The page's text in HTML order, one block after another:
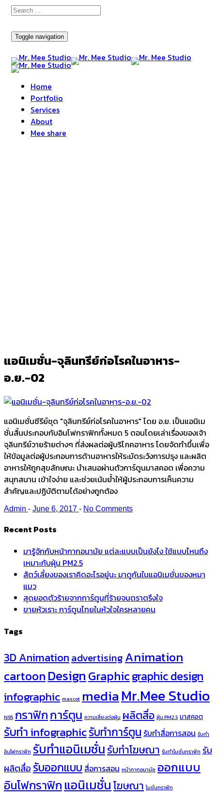
Toggle navigation
Home
Portfolio
Services
About
Mee share
แอนิเมชั่น-จุลินทรีย์ก่อโรคในอาหาร-
อ.ย.-02
แอนิเมชั่นซีรีย์ชุด "จุลินทรีย์ก่อโรคในอาหาร" โดย อ.ย. เป็นแอนิเม
ชั่นสั้นประกอบกับอินโฟกราฟิกทั้งหมด 5 ตอนโดยเล่าเรื่องของเจ้า
จุลินทรีย์วายร้ายต่างๆ ที่ส่งผลต่อผู้บริโภคอาหาร โดยจัดทำขึ้นเพื่อ
ให้ข้อมูลต่อผู้ประกอบการด้านอาหารให้ระมัดระวังการปรุง และผลิต
อาหารให้ถูกสุขลักษณะ นำเสนอผ่านตัวการ์ตูนมาสคอต เพื่อความ
สนุกสนาน เข้าใจง่าย และช่วยเน้นย้ำให้ผู้ประกอบการเห็นความ
สำคัญและปฏิบัติตามได้อย่างถูกต้อง
Admin - June 6, 2017 - No Comments
Recent Posts
มารู้จักกับหน้ากากอนามัย แต่ละแบบเป็นยังไง ใช้แบบไหนถึง
เหมาะกับฝุ่น PM2.5
สัตว์เลี้ยงของเราคิดอะไรอยู่นะ มาดูกันในแอนิเมชั่นของหมา
แมว
สุดยอดตัวร้ายจากการ์ตูนที่ร้ายจนตราตรึงใจ
ขายหัวเราะ การ์ตูนไทยในหัวใจใครหลายคน
Tags
3D AnimationadvertisingAnimation
cartoonDesignGraphicgraphic design
infographic mascot mediaMr.Mee Studio
N95 กราฟิกการ์ตูน ความเสี่ยงต่อฝุ่น ผลิตสื่อ ฝุ่น PM2.5 มาสคอต
รับทำ infographicรับทำการ์ตูน รับทำสื่อการสอน รับทำ
อินโฟกราฟิก รับทำแอนิเมชั่นรับทำโฆษณา รับทำโมชั่นกราฟิก รับ
ผลิตสื่อ รับออกแบบ สื่อการสอน หน้ากากอนามัย ออกแบบ
อินโฟกราฟิก แอนิเมชั่นโฆษณา โมชั่นกราฟิก